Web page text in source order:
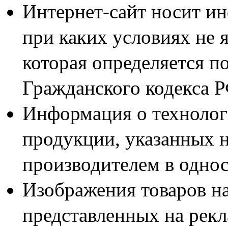
Интернет-сайт носит
при каких условиях не
которая определяется
Гражданского кодекса
Информация о
продукции, указанных
производителем в
Изображения товаров
представленных на